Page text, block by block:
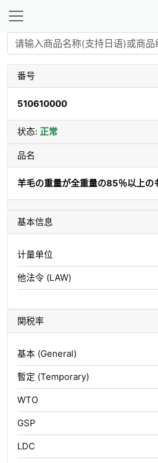
番号
510610000
状态: 正常
品名
羊毛の重量が全重量の85％以上の
基本信息
计量单位
他法令 (LAW)
関税率
基本 (General)
暫定 (Temporary)
WTO
GSP
LDC